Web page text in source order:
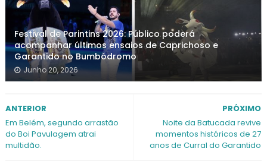
Festival de Parintins 2026: Público poderá
acompanhar últimos ensaios de Caprichoso e
Garantido no Bumbódromo
Junho 20, 2026
PRÓXIMO
Noite da Batucada revive
momentos históricos de 27
anos de Curral do Garantido
ANTERIOR
Em Belém, segundo arrastão
do Boi Pavulagem atrai
multidão.